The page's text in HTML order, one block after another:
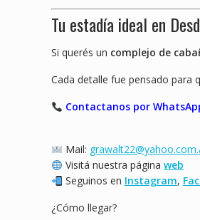
Tu estadía ideal en
Si querés un complejo de
Cada detalle fue pensado para
Contactanos por
Mail:
Visitá nuestra página web
Seguinos en Instagram,
¿Cómo llegar?